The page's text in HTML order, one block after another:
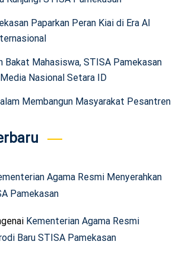
Paparkan Peran Kiai di Era AI
Bakat Mahasiswa, STISA Pamekasan
Nasional Setara ID
Membangun Masyarakat Pesantren
Agama Resmi Menyerahkan
Pamekasan
Kementerian Agama Resmi
Baru STISA Pamekasan